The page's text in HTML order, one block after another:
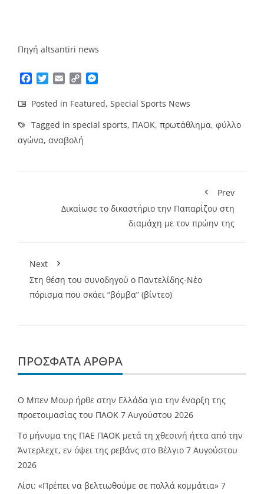
Πηγή altsantiri news
Facebook
TwitterEmailCopy
Posted in Featured, Special Sports News
Tagged in special sports, ΠΑΟΚ, πρωτάθλημα, φύλλο
αγώνα, αναβολή
Prev
Δικαίωσε το δικαστήριο την Παπαρίζου στη
διαμάχη με τον πρώην της
Next
Στη θέση του συνοδηγού ο Παντελίδης-Νέο
πόρισμα που σκάει “βόμβα” (βίντεο)
ΠΡΌΣΦΑΤΑ ΆΡΘΡΑ
O Mπεν Μουρ ήρθε στην Ελλάδα για την έναρξη της
προετοιμασίας του ΠΑΟΚ 7 Αυγούστου 2026
Το μήνυμα της ΠΑΕ ΠΑΟΚ μετά τη χθεσινή ήττα από την
Άντερλεχτ, εν όψει της ρεβάνς στο Βέλγιο 7 Αυγούστου
2026
Λίσι: «Πρέπει να βελτιωθούμε σε πολλά κομμάτια» 7